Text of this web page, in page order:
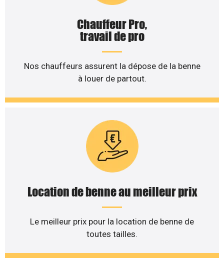
Chauffeur Pro,
travail de pro
Nos chauffeurs assurent la dépose de la benne
à louer de partout.
Location de benne au meilleur prix
Le meilleur prix pour la location de benne de
toutes tailles.